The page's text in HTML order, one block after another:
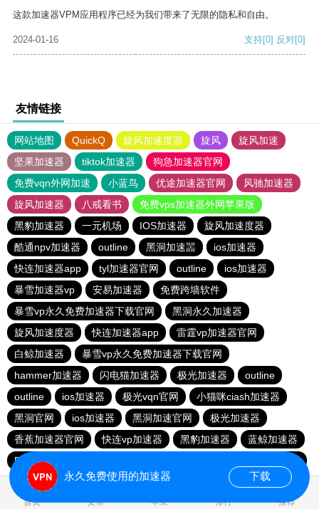
这款加速器VPM应用程序已经为我们带来了无限的隐私和自由。
2024-01-16 支持[0] 反对[0]
友情链接
网站地图 QuickQ 旋风加速度器 旋风
旋风加速
坚果加速器
tiktok加速器
狗急加速器官网
免费vqn外网加速
小蓝鸟 优途加速器官网
风驰加速器
旋风加速器
八戒看书
免费vps加速器外网苹果版
黑豹加速器
一元机场 IOS加速器
旋风加速度器
酷通npv加速器
outline 黑洞加速噐
ios加速器
快连加速器app
tyl加速器官网 outline
ios加速器
暴雪加速器vp
安易加速器
免费跨墙软件
暴雪vp永久免费加速器下载官网
黑洞永久加速器
旋风加速度器
快连加速器app
雷霆vp加速器官网
白鲸加速器
暴雪vp永久免费加速器下载官网
hammer加速器
闪电猫加速器 极光加速器
outline
outline
ios加速器 极光vqn官网
小猫咪ciash加速器
黑洞官网
ios加速器 黑洞加速官网
极光加速器
香蕉加速器官网
快连vp加速器 黑豹加速器
蓝鲸加速器
BitzNet官网
hammer加速器
首页 安卓 苹果 排行 推荐
永久免费使用的加速器 下载
1.002720s